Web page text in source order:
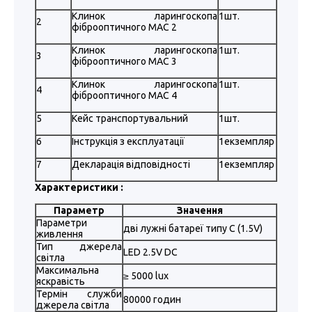
2
Клинок ларингоскопа
фіброоптичного MAC 2
1шт.
3
Клинок ларингоскопа
фіброоптичного MAC 3
1шт.
4
Клинок ларингоскопа
фіброоптичного MAC 4
1шт.
5 Кейс транспортувальний 1шт.
6 Інструкція з експлуатації 1екземпляр
7 Декларація відповідності 1екземпляр
Характеристики :
Параметр
Значення
Параметри
живлення
дві лужні батареї типу С (1.5V)
Тип джерела
світла
LED 2.5V DC
Максимальна
яскравість
≥ 5000 lux
Термін служби
джерела світла
80000 годин